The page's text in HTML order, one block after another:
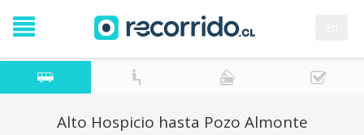
Alto Hospicio hasta Pozo Almonte